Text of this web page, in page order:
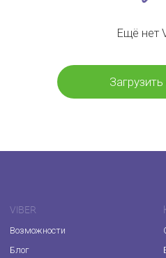
Ещё нет
VIBER
Возможности
Блог